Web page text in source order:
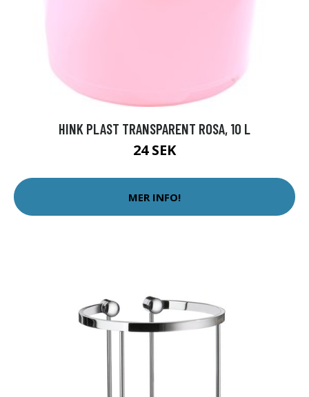
HINK PLAST TRANSPARENT ROSA, 10 L
24 SEK
MER INFO!